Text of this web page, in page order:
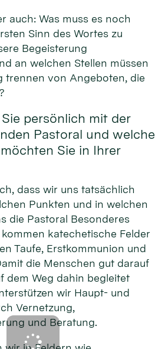
auch: Was muss es noch
Sinn des Wortes zu
Begeisterung
an welchen Stellen müssen
trennen von Angeboten, die
persönlich mit der
Pastoral und welche
Sie in Ihrer
dass wir uns tatsächlich
Punkten und in welchen
die Pastoral Besonderes
katechetische Felder
Taufe, Erstkommunion und
die Menschen gut darauf
dem Weg dahin begleitet
wir Haupt- und
Vernetzung,
und Beratung.